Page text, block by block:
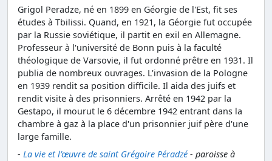
Grigol Peradze, né en 1899 en Géorgie de l'Est, fit ses
études à Tbilissi. Quand, en 1921, la Géorgie fut occupée
par la Russie soviétique, il partit en exil en Allemagne.
Professeur à l'université de Bonn puis à la faculté
théologique de Varsovie, il fut ordonné prêtre en 1931. Il
publia de nombreux ouvrages. L'invasion de la Pologne
en 1939 rendit sa position difficile. Il aida des juifs et
rendit visite à des prisonniers. Arrêté en 1942 par la
Gestapo, il mourut le 6 décembre 1942 entrant dans la
chambre à gaz à la place d'un prisonnier juif père d'une
large famille.
- La vie et l’œuvre de saint Grégoire Péradzé - paroisse à